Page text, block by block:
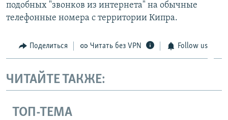
подобных "звонков из интернета" на обычные
телефонные номера с территории Кипра.​
Поделиться Читать без VPN Follow us
ЧИТАЙТЕ ТАКЖЕ:
ТОП-ТЕМА